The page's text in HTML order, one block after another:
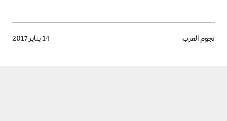
Breadcrumb
نجوم العرب